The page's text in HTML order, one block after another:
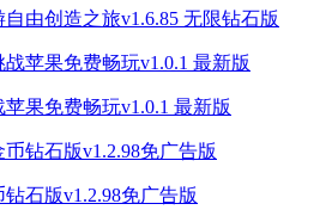
由创造之旅v1.6.85 无限钻石版
果免费畅玩v1.0.1 最新版
石版v1.2.98免广告版